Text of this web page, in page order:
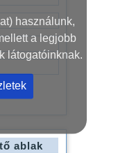
használunk,
a legjobb
látogatóinknak.
ablak